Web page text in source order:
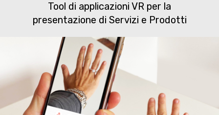
Tool di applicazioni VR per la
presentazione di Servizi e Prodotti